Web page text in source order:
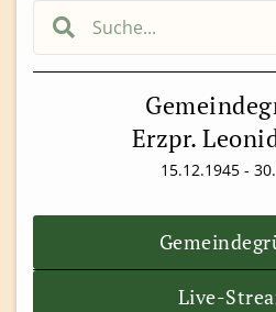
Erzpr.
15.12.1945 -
Live-